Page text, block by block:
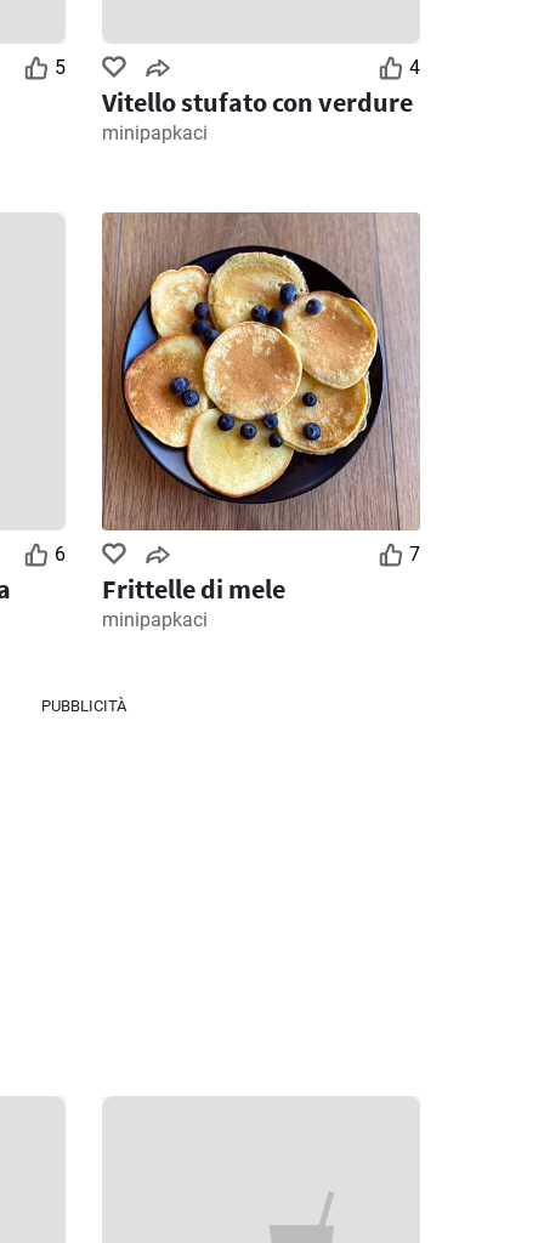
Ipercoop volantino
5 4
Vitello stufato con verdure
minipapkaci
6 7
Frittelle di mele
minipapkaci
PUBBLICITÀ